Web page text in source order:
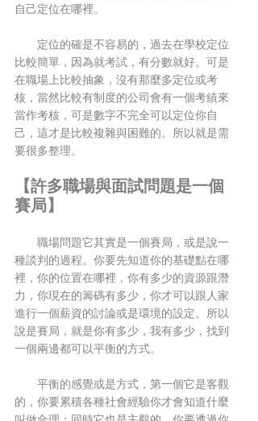
自己定位在哪裡。
定位的確是不容易的，過去在學校定位
比較簡單，因為就考試，有分數就好。可是
在職場上比較抽象，沒有那麼多定位或考
核，當然比較有制度的公司會有一個考績來
當作考核，可是數字不完全可以定位你自
己，這才是比較複雜與困難的。所以就是需
要很多整理。
【許多職場與面試問題是一個
賽局】
職場問題它其實是一個賽局，或是說一
種談判的過程。你要先知道你的基礎點在哪
裡，你的位置在哪裡，你有多少的資源跟潛
力，你現在的籌碼有多少，你才可以跟人家
進行一個薪資的討論或是環境的設定。所以
說是賽局，就是你有多少，我有多少，找到
一個兩邊都可以平衡的方式。
平衡的感覺或是方式，第一個它是客觀
的，你要累積各種社會經驗你才會知道什麼